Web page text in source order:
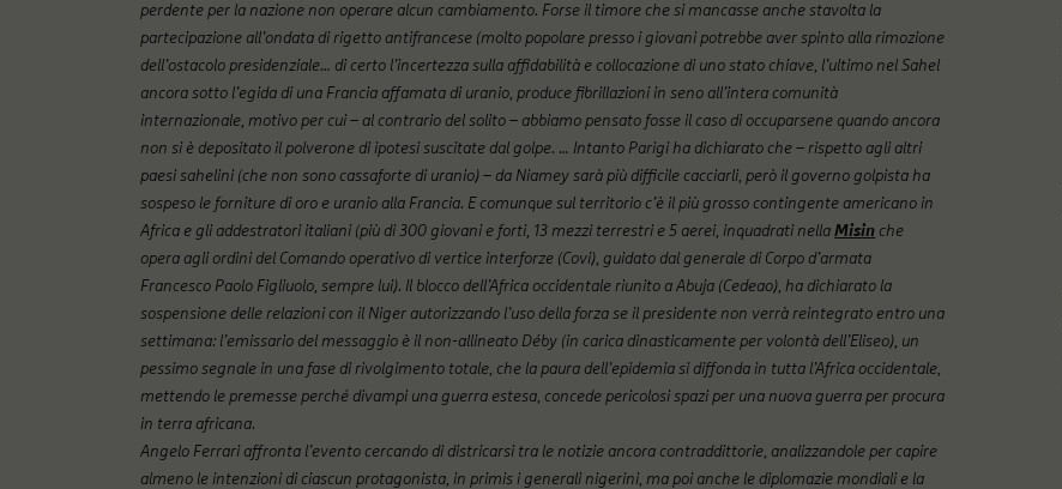
perdente per la nazione non operare alcun cambiamento. Forse il timore che si mancasse anche stavolta la
partecipazione all’ondata di rigetto antifrancese (molto popolare presso i giovani potrebbe aver spinto alla rimozione
dell’ostacolo presidenziale… di certo l’incertezza sulla affidabilità e collocazione di uno stato chiave, l’ultimo nel Sahel
ancora sotto l’egida di una Francia affamata di uranio, produce fibrillazioni in seno all’intera comunità
internazionale, motivo per cui – al contrario del solito – abbiamo pensato fosse il caso di occuparsene quando ancora
non si è depositato il polverone di ipotesi suscitate dal golpe. … Intanto Parigi ha dichiarato che – rispetto agli altri
paesi sahelini (che non sono cassaforte di uranio) – da Niamey sarà più difficile cacciarli, però il governo golpista ha
sospeso le forniture di oro e uranio alla Francia. E comunque sul territorio c’è il più grosso contingente americano in
Africa e gli addestratori italiani (più di 300 giovani e forti, 13 mezzi terrestri e 5 aerei, inquadrati nellaMisin che
opera agli ordini del Comando operativo di vertice interforze (Covi), guidato dal generale di Corpo d’armata
Francesco Paolo Figliuolo, sempre lui). Il blocco dell’Africa occidentale riunito a Abuja (Cedeao), ha dichiarato la
sospensione delle relazioni con il Niger autorizzando l’uso della forza se il presidente non verrà reintegrato entro una
settimana: l’emissario del messaggio è il non-allineato Déby (in carica dinasticamente per volontà dell’Eliseo), un
pessimo segnale in una fase di rivolgimento totale, che la paura dell’epidemia si diffonda in tutta l’Africa occidentale,
mettendo le premesse perché divampi una guerra estesa, concede pericolosi spazi per una nuova guerra per procura
in terra africana.
Angelo Ferrari affronta l’evento cercando di districarsi tra le notizie ancora contraddittorie, analizzandole per capire
almeno le intenzioni di ciascun protagonista, in primis i generali nigerini, ma poi anche le diplomazie mondiali e la